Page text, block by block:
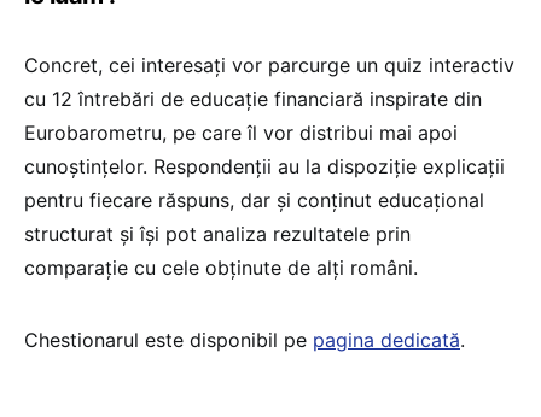
Concret, cei interesați vor parcurge un quiz interactiv
cu 12 întrebări de educație financiară inspirate din
Eurobarometru, pe care îl vor distribui mai apoi
cunoștințelor. Respondenții au la dispoziție explicații
pentru fiecare răspuns, dar și conținut educațional
structurat și își pot analiza rezultatele prin
comparație cu cele obținute de alți români.
Chestionarul este disponibil pe pagina dedicată.